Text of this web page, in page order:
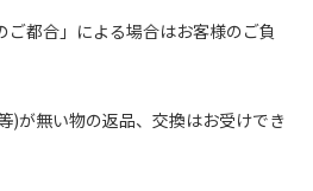
都合」による場合はお客様のご負
)が無い物の返品、交換はお受けでき